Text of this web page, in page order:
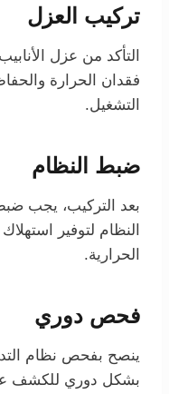
تركيب العزل
التأكد من عزل
فقدان الحرارة
التشغيل.
ضبط النظام
بعد التركيب، يجب
النظام لتوفير
الحرارية.
فحص دوري
ينصح بفحص نظام
بشكل دوري للكشف